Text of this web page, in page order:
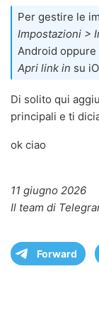
Per gestire le
Impostazioni >
Android oppure
Apri link in su
Di solito qui
principali e ti
ok ciao
11 giugno 2026
Il team di
Forward